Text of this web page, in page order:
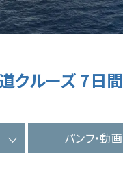
クルーズ 7日間
パンフ・動画